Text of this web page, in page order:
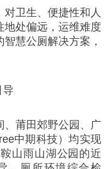
卫生、便捷性和人
地处偏远，运维难度
慧公厕解决方案，
导
、莆田郊野公园、广
中期科技）均实现
山雨山湖公园的近